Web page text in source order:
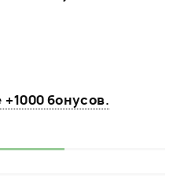
+1000 бонусов.